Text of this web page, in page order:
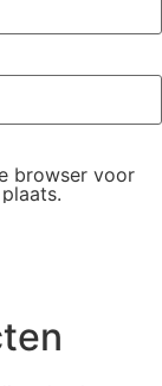
browser voor